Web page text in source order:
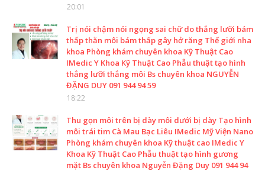
20:01
Trị nói chậm nói ngọng sai chữ do thắng lưỡi bám
thấp thằn môi bám thấp gây hở răng Thế giới nha
khoa Phòng khám chuyên khoa Kỹ Thuật Cao
IMedic Y Khoa Kỹ Thuật Cao Phẫu thuật tạo hình
thắng lưỡi thắng môi Bs chuyên khoa NGUYỄN
ĐẶNG DUY 091 944 94 59
18:22
Thu gọn môi trên bị dày môi dưới bị dày Tạo hình
môi trái tim Cà Mau Bạc Liêu IMedic Mỹ Viện Nano
Phòng khám chuyên khoa Kỹ thuật cao IMedic Y
Khoa Kỹ Thuật Cao Phẫu thuật tạo hình gương
mặt Bs chuyên khoa Nguyễn Đặng Duy 091 944 94